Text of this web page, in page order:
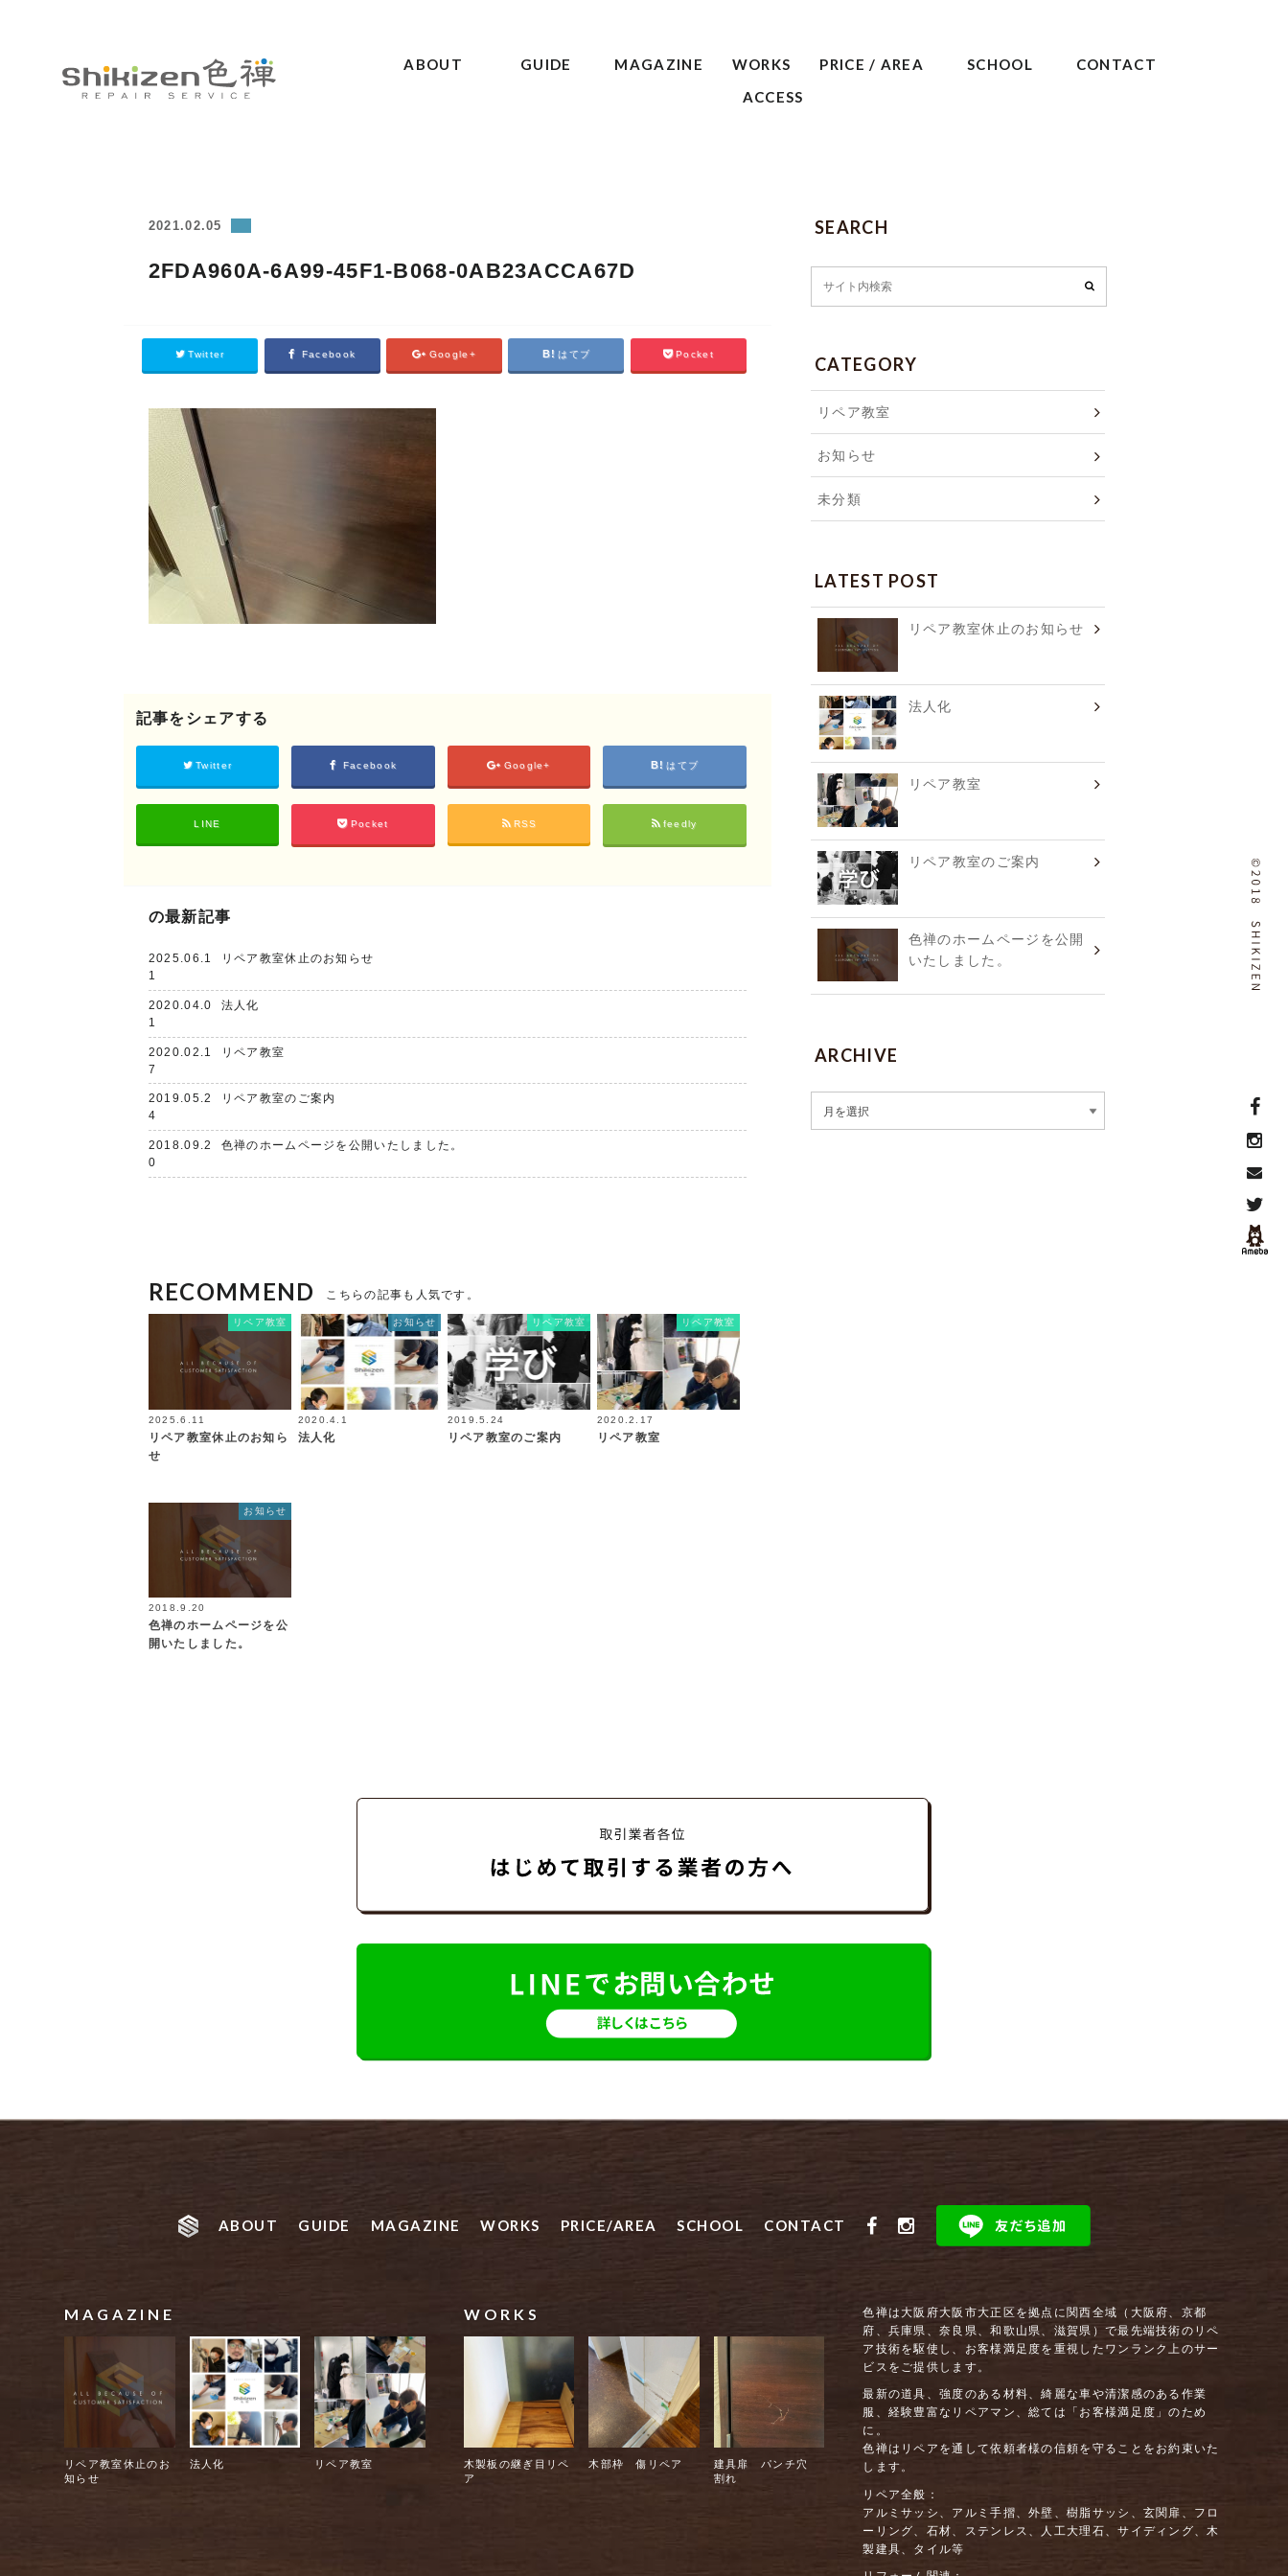
ABOUT
PRICE / AREA
CONTACT
©2018 SHIKIZEN
ABOUT GUIDE MAGAZINE WORKS PRICE / AREA SCHOOL
CONTACT
ACCESS
2021.02.05
2FDA960A-6A99-45F1-B068-0AB23ACCA67D
Twitter Facebook Google+ はてブ Pocket
記事をシェアする
Twitter Facebook Google+ はてブ
LINE Pocket RSS feedly
の最新記事
2025.06.1
1
リペア教室休止のお知らせ
2020.04.0
1
法人化
2020.02.1
7
リペア教室
2019.05.2
4
リペア教室のご案内
2018.09.2
0
色禅のホームページを公開いたしました。
RECOMMEND こちらの記事も人気です。
リペア教室
2025.6.11
リペア教室休止のお知ら
せ
お知らせ
2020.4.1
法人化
リペア教室
2019.5.24
リペア教室のご案内
リペア教室
2020.2.17
リペア教室
お知らせ
2018.9.20
色禅のホームページを公
開いたしました。
SEARCH
CATEGORY
リペア教室
お知らせ
未分類
LATEST POST
リペア教室休止のお知らせ
法人化
リペア教室
リペア教室のご案内
色禅のホームページを公開
いたしました。
ARCHIVE
ABOUT GUIDE MAGAZINE WORKS PRICE/AREA SCHOOL CONTACT
MAGAZINE
リペア教室休止のお
知らせ
法人化 リペア教室
WORKS
木製板の継ぎ目リペ
ア
木部枠 傷リペア
建具扉 パンチ穴
割れ
色禅は大阪府大阪市大正区を拠点に関西全域（大阪府、京都
府、兵庫県、奈良県、和歌山県、滋賀県）で最先端技術のリペ
ア技術を駆使し、お客様満足度を重視したワンランク上のサー
ビスをご提供します。
最新の道具、強度のある材料、綺麗な車や清潔感のある作業
服、経験豊富なリペアマン、総ては「お客様満足度」のため
に。
色禅はリペアを通して依頼者様の信頼を守ることをお約束いた
します。
リペア全般：
アルミサッシ、アルミ手摺、外壁、樹脂サッシ、玄関扉、フロ
ーリング、石材、ステンレス、人工大理石、サイディング、木
製建具、タイル等